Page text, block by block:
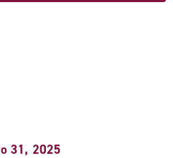
31, 2025